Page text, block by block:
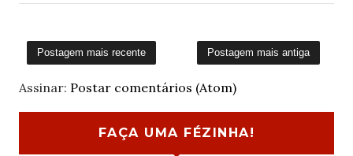
Postagem mais recente Postagem mais antiga
Assinar: Postar comentários (Atom)
FAÇA UMA FÉZINHA!